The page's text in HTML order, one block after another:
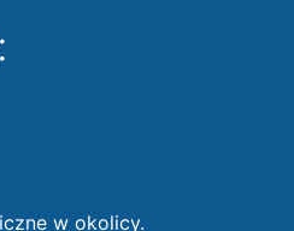
:
w okolicy.